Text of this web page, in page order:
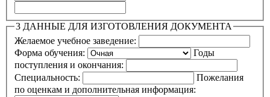
3 ДАННЫЕ ДЛЯ ИЗГОТОВЛЕНИЯ ДОКУМЕНТА
Желаемое учебное заведение:
Форма обучения:
Годы
поступления и окончания:
Специальность:
Пожелания
по оценкам и дополнительная информация: